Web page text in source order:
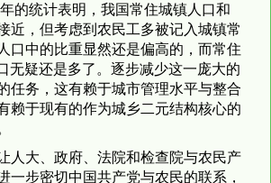
的统计表明，我国常住城镇人口和
近，但考虑到农民工多被记入城镇常
口中的比重显然还是偏高的，而常住
无疑还是多了。逐步减少这一庞大的
任务，这有赖于城市管理水平与整合
赖于现有的作为城乡二元结构核心的
大、政府、法院和检查院与农民产
一步密切中国共产党与农民的联系，